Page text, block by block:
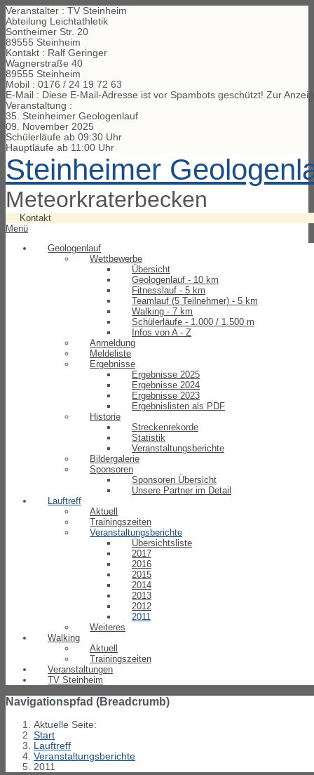
Veranstalter : TV Steinheim
Abteilung Leichtathletik
Sontheimer Str. 20
89555 Steinheim
Kontakt : Ralf Geringer
Wagnerstraße 40
89555 Steinheim
Mobil : 0176 / 24 19 72 63
E-Mail : Diese E-Mail-Adresse ist vor Spambots geschützt! Zur
Veranstaltung :
35. Steinheimer Geologenlauf
09. November 2025
Schülerläufe ab 09:30 Uhr
Hauptläufe ab 11:00 Uhr
Steinheimer
Meteorkraterbecken
Kontakt
Menü
Geologenlauf
Wettbewerbe
Übersicht
Geologenlauf - 10 km
Fitnesslauf - 5 km
Teamlauf (5 Teilnehmer) - 5 km
Walking - 7 km
Schülerläufe - 1.000 / 1.500 m
Infos von A - Z
Anmeldung
Meldeliste
Ergebnisse
Ergebnisse 2025
Ergebnisse 2024
Ergebnisse 2023
Ergebnislisten als PDF
Historie
Streckenrekorde
Statistik
Veranstaltungsberichte
Bildergalerie
Sponsoren
Sponsoren Übersicht
Unsere Partner im Detail
Lauftreff
Aktuell
Trainingszeiten
Veranstaltungsberichte
Übersichtsliste
2017
2016
2015
2014
2013
2012
2011
Weiteres
Walking
Aktuell
Trainingszeiten
Veranstaltungen
TV Steinheim
Navigationspfad (Breadcrumb)
Aktuelle Seite:
Start
Lauftreff
Veranstaltungsberichte
2011